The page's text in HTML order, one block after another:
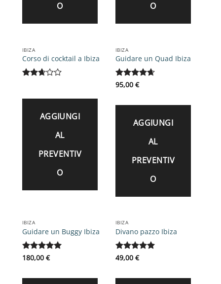
O
O
IBIZA
Corso di cocktail a Ibiza
su 5
AGGIUNGI
AL
PREVENTIV
O
IBIZA
Guidare un Quad Ibiza
Valutato
95,00 €
AGGIUNGI
AL
PREVENTIV
O
IBIZA
Guidare un Buggy Ibiza
Valutato
180,00 €
IBIZA
Divano pazzo Ibiza
Valutato
49,00 €